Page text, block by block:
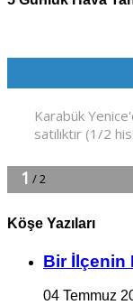
Köşe Yazıları
Bir İlçe­nin
04 Temmuz